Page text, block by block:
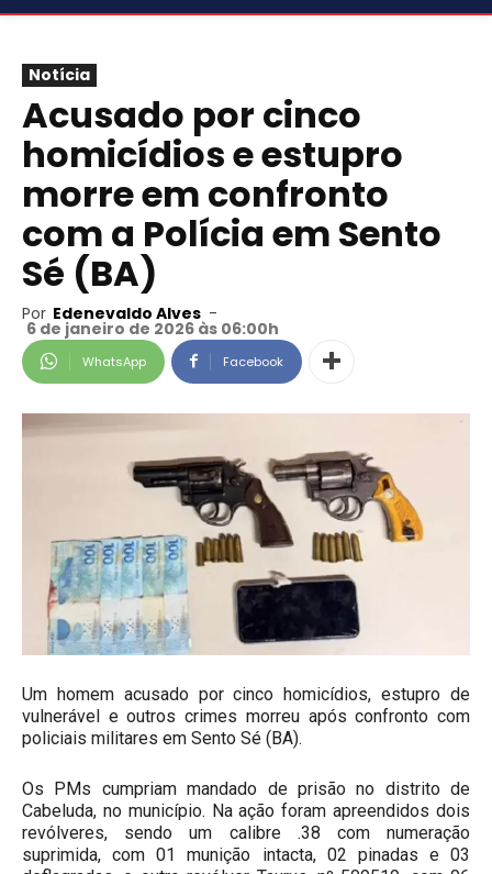
Notícia
Acusado por cinco
homicídios e estupro
morre em confronto
com a Polícia em Sento
Sé (BA)
Por Edenevaldo Alves -
6 de janeiro de 2026 às 06:00h
WhatsApp Facebook
Um homem acusado por cinco homicídios, estupro de
vulnerável e outros crimes morreu após confronto com
policiais militares em Sento Sé (BA).
Os PMs cumpriam mandado de prisão no distrito de
Cabeluda, no município. Na ação foram apreendidos dois
revólveres, sendo um calibre .38 com numeração
suprimida, com 01 munição intacta, 02 pinadas e 03